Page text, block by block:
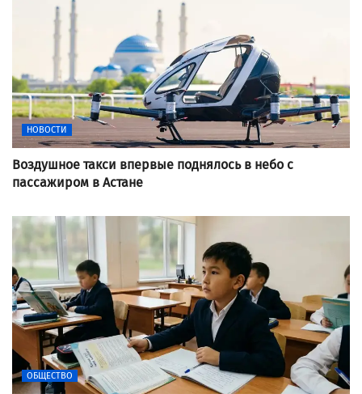
НОВОСТИ
Воздушное такси впервые поднялось в небо с
пассажиром в Астане
ОБЩЕСТВО